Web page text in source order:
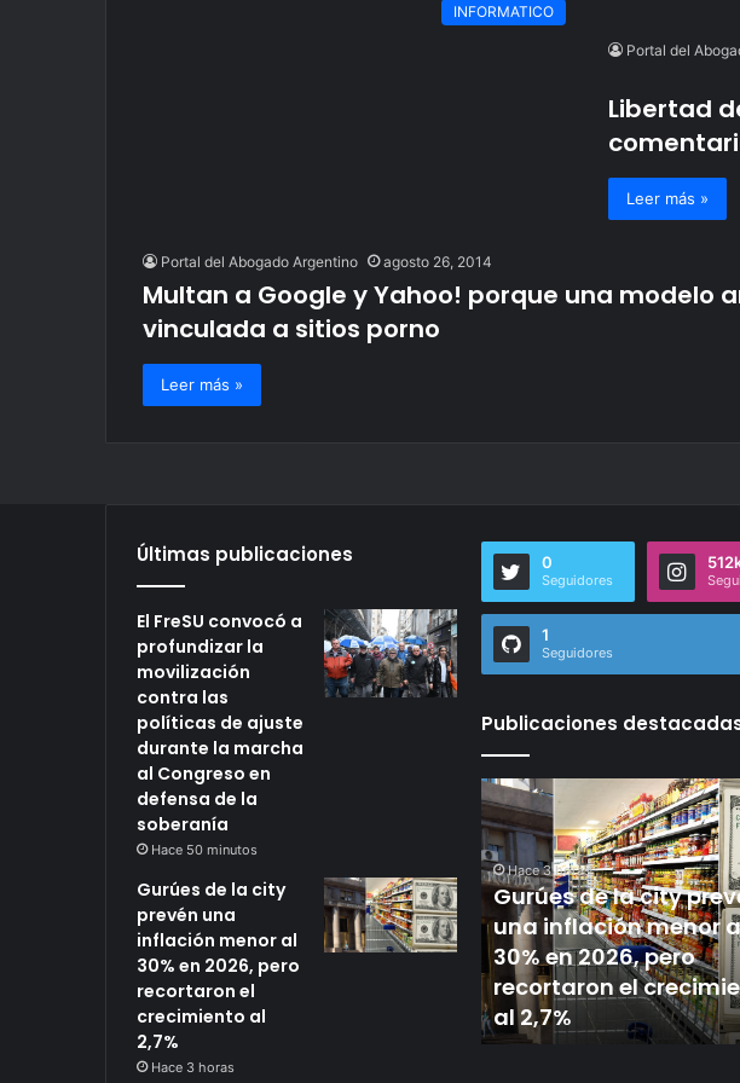
INFORMATICO
Portal del
Libertad
Leer más »
Portal del Abogado Argentino agosto 26, 2014
Multan a Google y Yahoo! porque una modelo
vinculada a sitios porno
Leer más »
Últimas publicaciones
El FreSU convocó a
profundizar la
movilización
contra las
políticas de ajuste
durante la marcha
al Congreso en
defensa de la
soberanía
Hace 50 minutos
Gurúes de la city
prevén una
inflación menor al
30% en 2026, pero
recortaron el
crecimiento al
2,7%
Hace 3 horas
0
Seguidores
1
Seguidores
Publicaciones
contra las
la marcha al
en defensa de
Gurúes
prevén
una
inflación
menor
al
30%
Gurúes de la city prevén
una inflación menor al
30% en 2026, pero
recortaron el crecimiento
al 2,7%
celebra
la
Ley
de
a
Planta
Permanente
Hace 6 horas
Histórico: ATE
Ley de Pase a
Permanente
de los últimos